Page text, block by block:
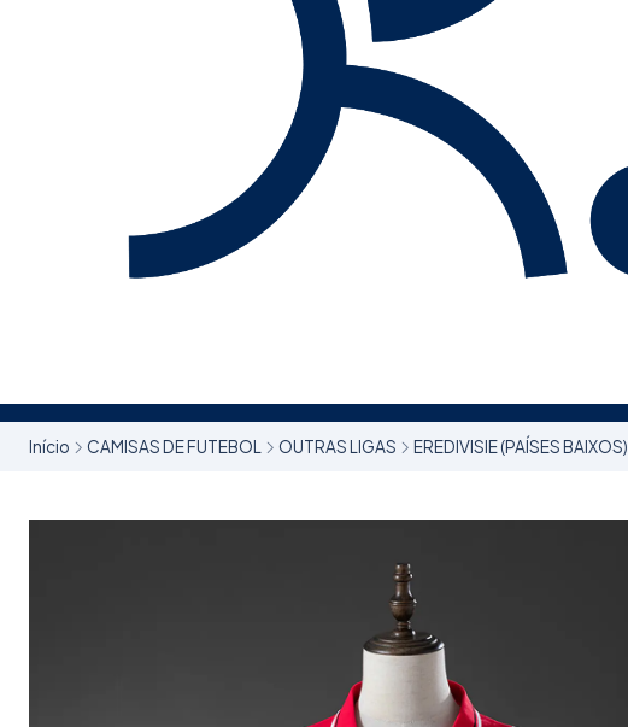
Início CAMISAS DE FUTEBOL OUTRAS LIGAS EREDIVISIE (PAÍSES BAIXOS)